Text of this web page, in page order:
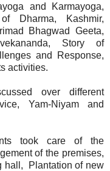
and Karmayoga,
Dharma, Kashmir,
Bhagwad Geeta,
Story of
and Response,
activities.
over different
Yam-Niyam and
took care of the
of the premises,
hall, Plantation of new